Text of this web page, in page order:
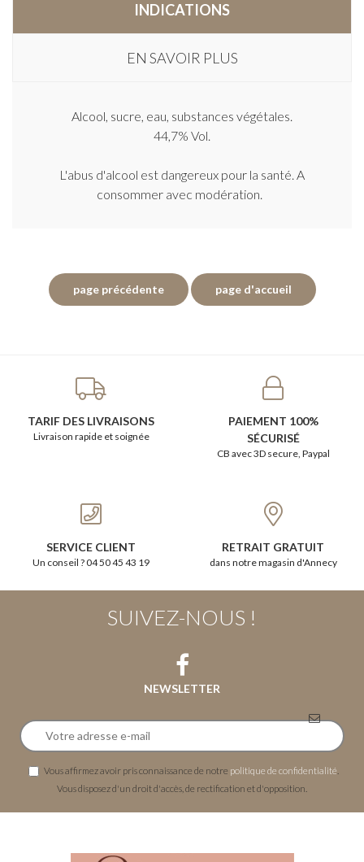
INDICATIONS
EN SAVOIR PLUS
Alcool, sucre, eau, substances végétales.
44,7% Vol.
L'abus d'alcool est dangereux pour la santé. A
consommer avec modération.
TARIF DES LIVRAISONS
Livraison rapide et soignée
PAIEMENT 100%
SÉCURISÉ
CB avec 3D secure, Paypal
SERVICE CLIENT
Un conseil ? 04 50 45 43 19
RETRAIT GRATUIT
dans notre magasin d'Annecy
SUIVEZ-NOUS !
NEWSLETTER
Vous affirmez avoir pris connaissance de notre politique de confidentialité
Vous disposez d'un droit d'accès, de rectification et d'opposition.